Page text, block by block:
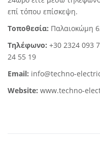
επί τόπου επίσκεψη.
Τοποθεσία: Παλαιοκώμη
Τηλέφωνο: +30 2324 093
24 55 19
Email: info@techno-
Website: www.techno-